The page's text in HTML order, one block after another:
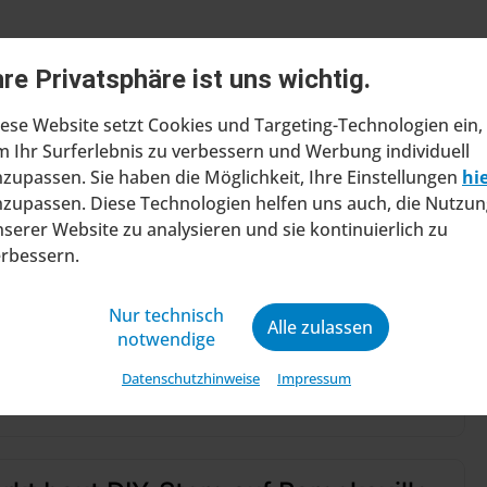
Privatsphäre ist uns wichtig.
Website setzt Cookies und Targeting-Technologien ein,
Ihr Surferlebnis zu verbessern und Werbung individuell
Sie haben die Möglichkeit, Ihre Einstellungen
Diese Technologien helfen uns auch, die
Website zu analysieren und sie kontinuierlich zu
Nur technisch
notwendige
Alle zulassen
Datenschutzhinweise Impressum
Insolvenzverfahren in
beim Amtsgericht Stuttgart einen Antrag
eines Insolvenzverfahrens in
gestellt. Mit diesem Schritt will das
wirtschaftliche Zukunft sic...
04.08.2026 .